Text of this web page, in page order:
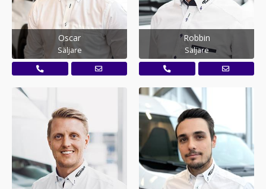
Oscar
Säljare
Robbin
Säljare